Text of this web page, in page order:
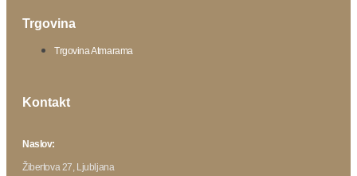
Trgovina
Trgovina Atmarama
Kontakt
Naslov:
Žibertova 27, Ljubljana